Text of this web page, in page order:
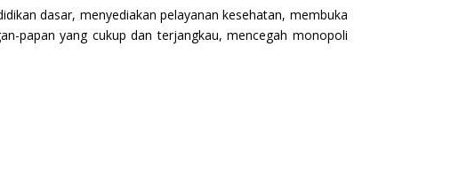
dasar, menyediakan pelayanan kesehatan, membuka
papan yang cukup dan terjangkau, mencegah monopoli